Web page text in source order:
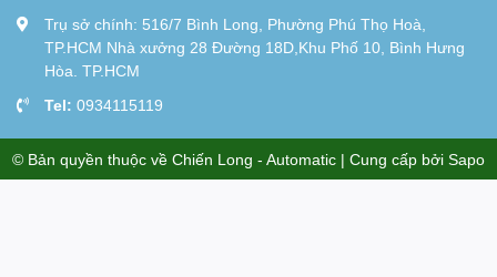
Trụ sở chính: 516/7 Bình Long, Phường Phú Thọ Hoà,
TP.HCM Nhà xưởng 28 Đường 18D,Khu Phố 10, Bình Hưng
Hòa. TP.HCM
Tel: 0934115119
© Bản quyền thuộc về Chiến Long - Automatic | Cung cấp bởi Sapo